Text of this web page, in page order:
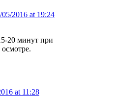
05/2016 at 19:24
20 минут при
at 11:28